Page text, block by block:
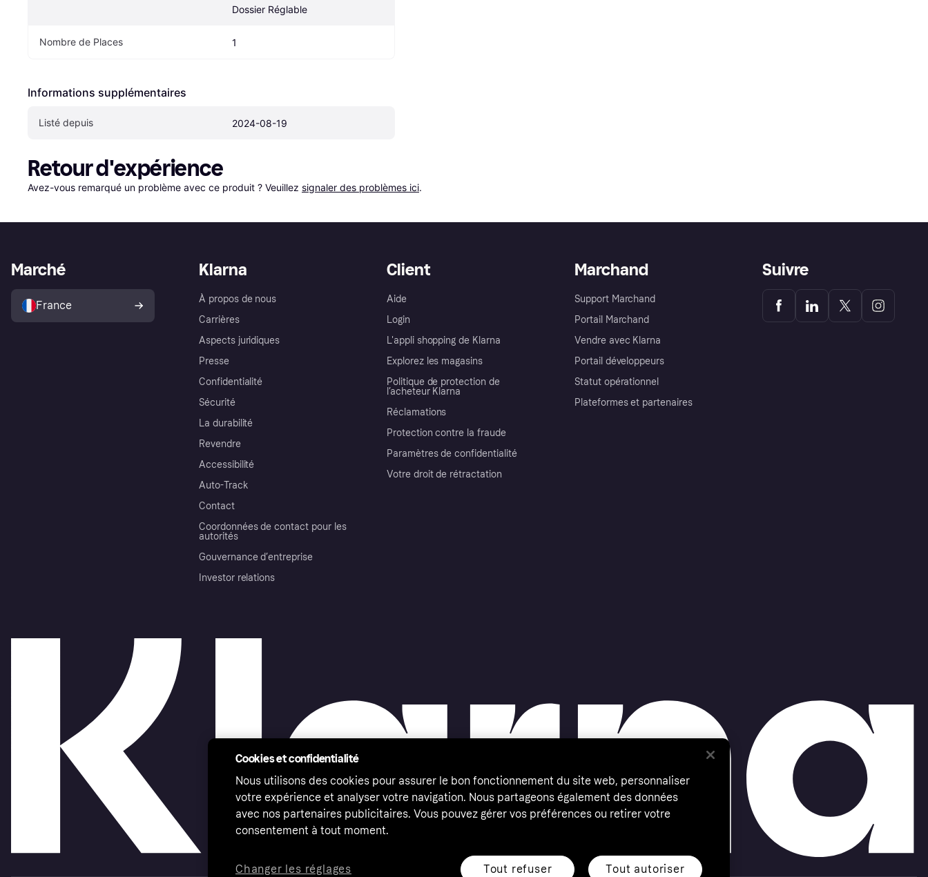
Dossier Réglable
Nombre de Places 1
Informations supplémentaires
Listé depuis 2024-08-19
Retour d'expérience
Avez-vous remarqué un problème avec ce produit ? Veuillez signaler des problèmes ici.
Klarna
À propos de nous
Carrières
Aspects juridiques
Presse
Confidentialité
Sécurité
La durabilité
Revendre
Accessibilité
Auto-Track
Contact
Coordonnées de contact pour les
autorités
Gouvernance d’entreprise
Investor relations
Client
Aide
Login
L'appli shopping de Klarna
Explorez les magasins
Politique de protection de
l’acheteur Klarna
Réclamations
Protection contre la fraude
Paramètres de confidentialité
Votre droit de rétractation
Marchand
Support Marchand
Portail Marchand
Vendre avec Klarna
Portail développeurs
Statut opérationnel
Plateformes et partenaires
Marché
France
Suivre
Cookies et confidentialité
Nous utilisons des cookies pour assurer le bon fonctionnement du site web, personnaliser
votre expérience et analyser votre navigation. Nous partageons également des données
avec nos partenaires publicitaires. Vous pouvez gérer vos préférences ou retirer votre
consentement à tout moment.
Tout refuser Tout autoriser
Changer les réglages